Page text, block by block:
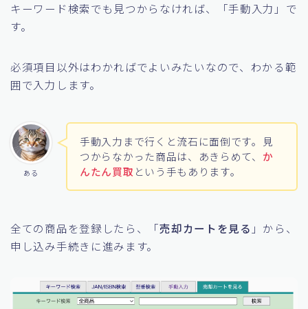
キーワード検索でも見つからなければ、「手動入力」で
す。
必須項目以外はわかればでよいみたいなので、わかる範
囲で入力します。
ある
手動入力まで行くと流石に面倒です。見
つからなかった商品は、あきらめて、 か
んたん買取 という手もあります。
全ての商品を登録したら、「売却カートを見る 」から、
申し込み手続きに進みます。